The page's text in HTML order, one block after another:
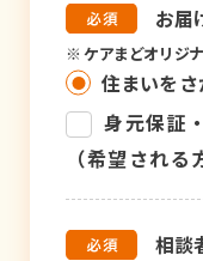
お届
※ ケアまどオリジ
住まいを
身元保証
（希望される
相談